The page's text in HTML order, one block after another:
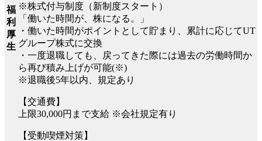
福
利
厚
生
※株式付与制度（新制度スタート）
「働いた時間が、株になる。」
・働いた時間がポイントとして貯まり、累計に応じてUT
グループ株式に交換
・一度退職しても、戻ってきた際には過去の労働時間か
ら再び積み上げが可能(※)
※退職後5年以内、規定あり
【交通費】
上限30,000円まで支給 ※会社規定有り
【受動喫煙対策】